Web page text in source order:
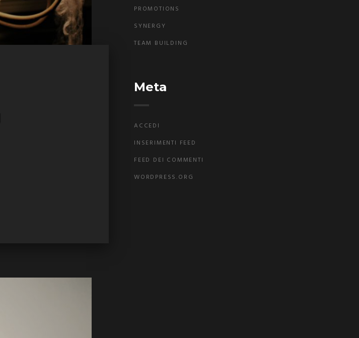
PROMOTIONS
SYNERGY
TEAM BUILDING
Meta
ACCEDI
INSERIMENTI FEED
FEED DEI COMMENTI
WORDPRESS.ORG